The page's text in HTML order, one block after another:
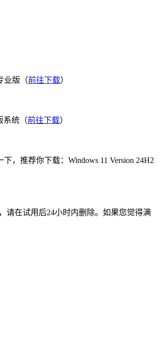
业版（前往下载）
系统（前往下载）
推荐你下载：Windows 11 Version 24H2
在试用后24小时内删除。如果您觉得满